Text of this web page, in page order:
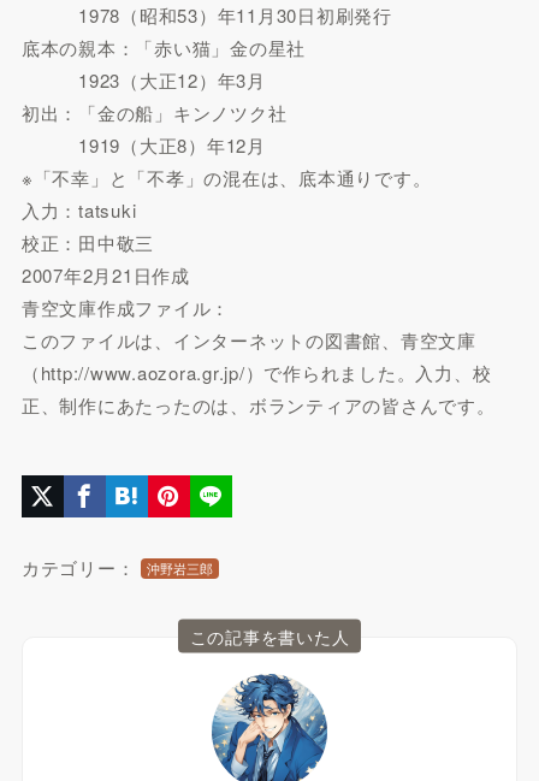
1978（昭和53）年11月30日初刷発行
底本の親本：「赤い猫」金の星社
1923（大正12）年3月
初出：「金の船」キンノツク社
1919（大正8）年12月
※「不幸」と「不孝」の混在は、底本通りです。
入力：tatsuki
校正：田中敬三
2007年2月21日作成
青空文庫作成ファイル：
このファイルは、インターネットの図書館、青空文庫
（http://www.aozora.gr.jp/）で作られました。入力、校
正、制作にあたったのは、ボランティアの皆さんです。
カテゴリー： 沖野岩三郎
この記事を書いた人